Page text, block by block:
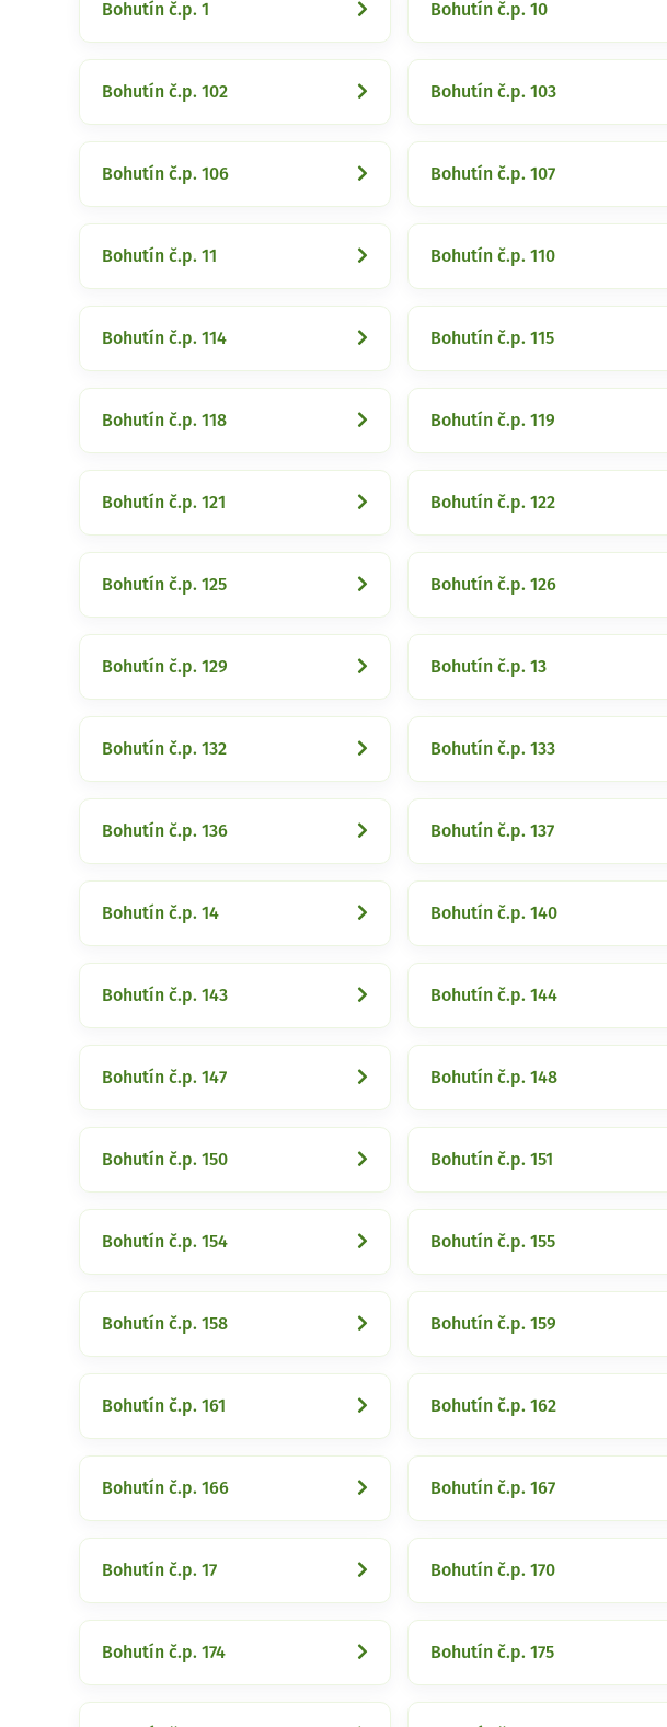
Bohutín č.p. 1 Bohutín č.p. 10
Bohutín č.p. 102 Bohutín č.p. 103
Bohutín č.p. 106 Bohutín č.p. 107
Bohutín č.p. 11 Bohutín č.p. 110
Bohutín č.p. 114 Bohutín č.p. 115
Bohutín č.p. 118 Bohutín č.p. 119
Bohutín č.p. 121 Bohutín č.p. 122
Bohutín č.p. 125 Bohutín č.p. 126
Bohutín č.p. 129 Bohutín č.p. 13
Bohutín č.p. 132 Bohutín č.p. 133
Bohutín č.p. 136 Bohutín č.p. 137
Bohutín č.p. 14 Bohutín č.p. 140
Bohutín č.p. 143 Bohutín č.p. 144
Bohutín č.p. 147 Bohutín č.p. 148
Bohutín č.p. 150 Bohutín č.p. 151
Bohutín č.p. 154 Bohutín č.p. 155
Bohutín č.p. 158 Bohutín č.p. 159
Bohutín č.p. 161 Bohutín č.p. 162
Bohutín č.p. 166 Bohutín č.p. 167
Bohutín č.p. 17 Bohutín č.p. 170
Bohutín č.p. 174 Bohutín č.p. 175